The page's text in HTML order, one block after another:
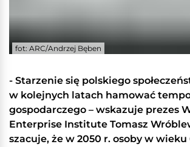
fot: ARC/Andrzej Bęben
- Starzenie się polskiego
w kolejnych latach hamować
gospodarczego – wskazuje prezes
Enterprise Institute Tomasz
szacuje, że w 2050 r. osoby w wieku